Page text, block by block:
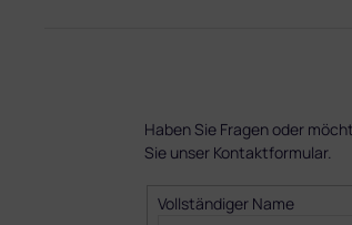
Haben Sie Fragen oder
Sie unser Kontaktformular.
Vollständiger Name